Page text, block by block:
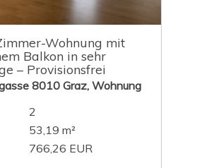
Wohnung mit
Balkon in sehr
– Provisionsfrei
8010 Graz, Wohnung
2
53,19 m²
766,26 EUR